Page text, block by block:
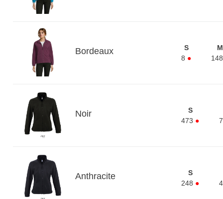
Bordeaux
S
8 ●
M
148
Noir
S
473 ●
Anthracite
S
248 ●